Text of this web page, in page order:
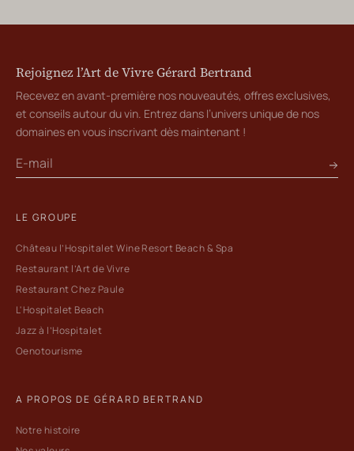
Rejoignez l’Art de Vivre Gérard Bertrand
Recevez en avant-première nos nouveautés, offres exclusives,
et conseils autour du vin. Entrez dans l’univers unique de nos
domaines en vous inscrivant dès maintenant !
LE GROUPE
Château l’Hospitalet Wine Resort Beach & Spa
Restaurant l’Art de Vivre
Restaurant Chez Paule
L'Hospitalet Beach
Jazz à l’Hospitalet
Oenotourisme
A PROPOS DE GÉRARD BERTRAND
Notre histoire